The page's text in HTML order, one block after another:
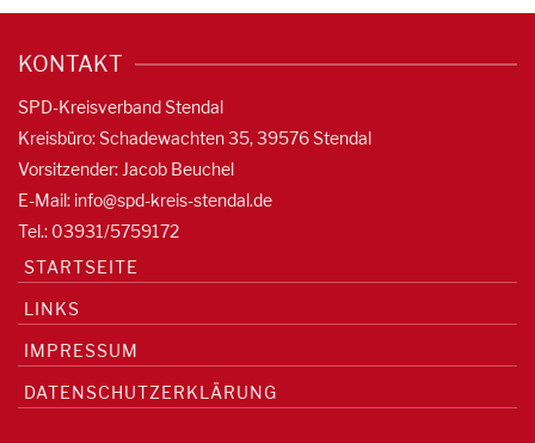
KONTAKT
SPD-Kreisverband Stendal
Kreisbüro: Schadewachten 35, 39576 Stendal
Vorsitzender: Jacob Beuchel
E-Mail: info@spd-kreis-stendal.de
Tel.: 03931/5759172
STARTSEITE
LINKS
IMPRESSUM
DATENSCHUTZERKLÄRUNG